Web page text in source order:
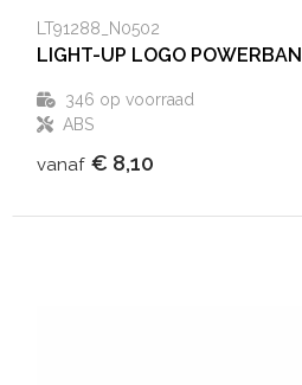
LT91288_N0502
LIGHT-UP LOGO
346 op voorraad
ABS
vanaf € 8,10